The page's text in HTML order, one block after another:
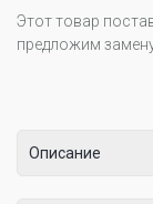
Этот товар
предложим
Описание